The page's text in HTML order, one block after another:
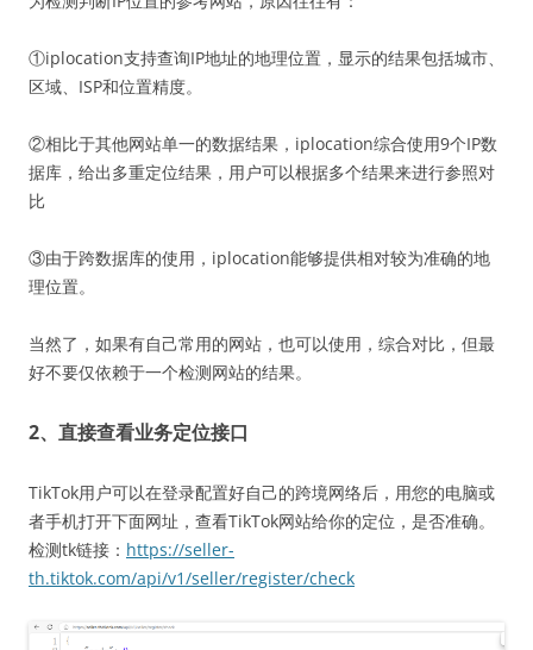
①iplocation支持查询IP地址的地理位置，显示的结果包括城市、
区域、ISP和位置精度。
②相比于其他网站单一的数据结果，iplocation综合使用9个IP数
据库，给出多重定位结果，用户可以根据多个结果来进行参照对
比
③由于跨数据库的使用，iplocation能够提供相对较为准确的地
理位置。
当然了，如果有自己常用的网站，也可以使用，综合对比，但最
好不要仅依赖于一个检测网站的结果。
2、直接查看业务定位接口
TikTok用户可以在登录配置好自己的跨境网络后，用您的电脑或
者手机打开下面网址，查看TikTok网站给你的定位，是否准确。
检测tk链接： https://seller-
th.tiktok.com/api/v1/seller/register/check